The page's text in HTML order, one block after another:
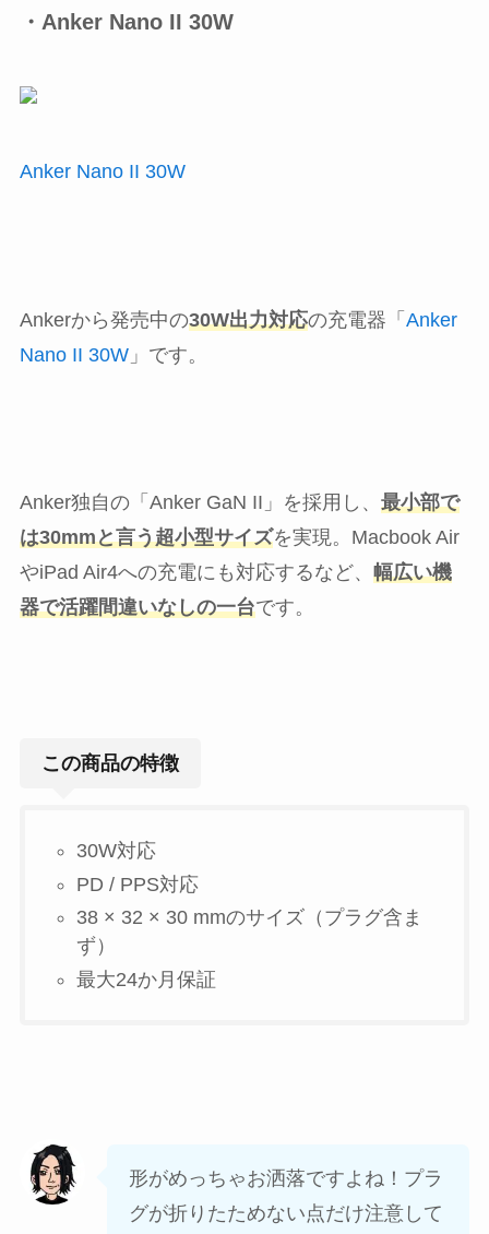
・Anker Nano II 30W
Anker Nano II 30W
Ankerから発売中の30W出力対応の充電器「 Anker
Nano II 30W」です。
Anker独自の「Anker GaN II」を採用し、 最小部で
は30mmと言う超小型サイズを実現。Macbook Air
やiPad Air4への充電にも対応するなど、 幅広い機
器で活躍間違いなしの一台です。
この商品の特徴
30W対応
PD / PPS対応
38 × 32 × 30 mmのサイズ（プラグ含ま
ず）
最大24か月保証
形がめっちゃお洒落ですよね！プラ
グが折りたためない点だけ注意して